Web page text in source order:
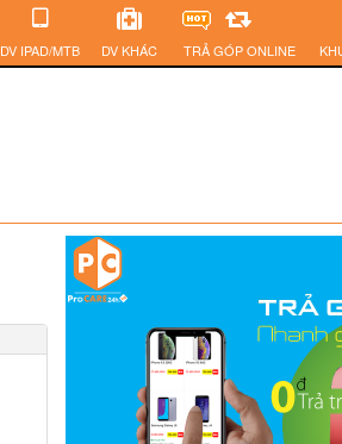
DV IPAD/MTB DV KHÁC TRẢ GÓP ONLINE